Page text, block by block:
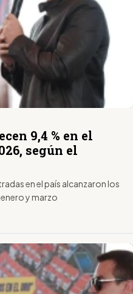
9,4 % en el
según el
en el país alcanzaron los
y marzo